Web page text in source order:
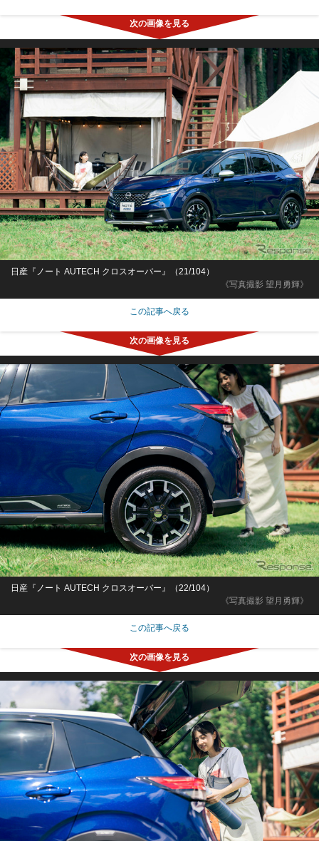
《写真撮影 望月勇輝》
日産『ノート AUTECH クロスオーバー』（21/104）
この記事へ戻る
《写真撮影 望月勇輝》
日産『ノート AUTECH クロスオーバー』（22/104）
この記事へ戻る